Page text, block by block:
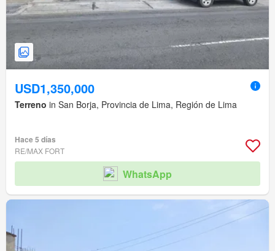
USD1,350,000
Terreno in San Borja, Provincia de Lima, Región de Lima
Hace 5 días
RE/MAX FORT
WhatsApp